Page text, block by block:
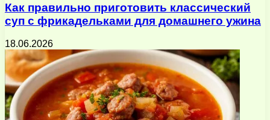
Как правильно приготовить классический
суп с фрикадельками для домашнего ужина
18.06.2026